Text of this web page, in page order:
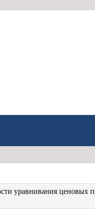
уравнивания ценовых